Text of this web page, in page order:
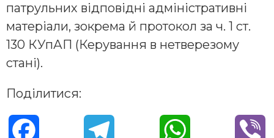
патрульних відповідні адміністративні
матеріали, зокрема й протокол за ч. 1 ст.
130 КУпАП (Керування в нетверезому
стані).
Поділитися: